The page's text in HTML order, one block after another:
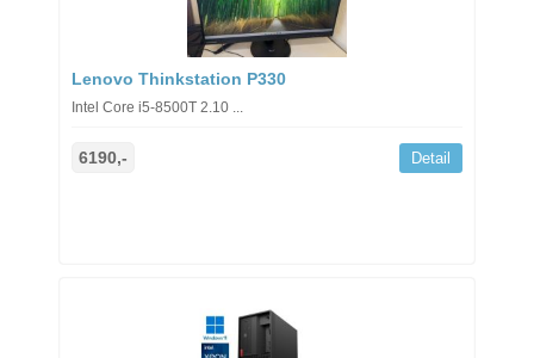
Lenovo Thinkstation P330
Intel Core i5-8500T 2.10 ...
6190,- Detail